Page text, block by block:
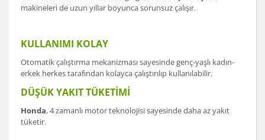
makineleri de uzun yıllar boyunca sorunsuz çalışır.
KULLANIMI KOLAY
Otomatik çalıştırma mekanizması sayesinde genç-yaşlı kadın-
erkek herkes tarafından kolayca çalıştırılıp kullanılabilir.
DÜŞÜK YAKIT TÜKETİMİ
Honda, 4 zamanlı motor teknolojisi sayesinde daha az yakıt
tüketir.